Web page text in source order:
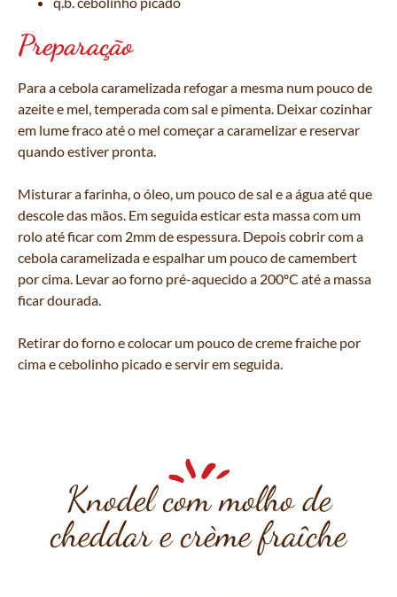
Preparação
Para a cebola caramelizada refogar a mesma num pouco de
azeite e mel, temperada com sal e pimenta. Deixar cozinhar
em lume fraco até o mel começar a caramelizar e reservar
quando estiver pronta.
Misturar a farinha, o óleo, um pouco de sal e a água até que
descole das mãos. Em seguida esticar esta massa com um
rolo até ficar com 2mm de espessura. Depois cobrir com a
cebola caramelizada e espalhar um pouco de camembert
por cima. Levar ao forno pré-aquecido a 200ºC até a massa
ficar dourada.
Retirar do forno e colocar um pouco de creme fraiche por
cima e cebolinho picado e servir em seguida.
Knodel com molho de
cheddar e crème fraîche